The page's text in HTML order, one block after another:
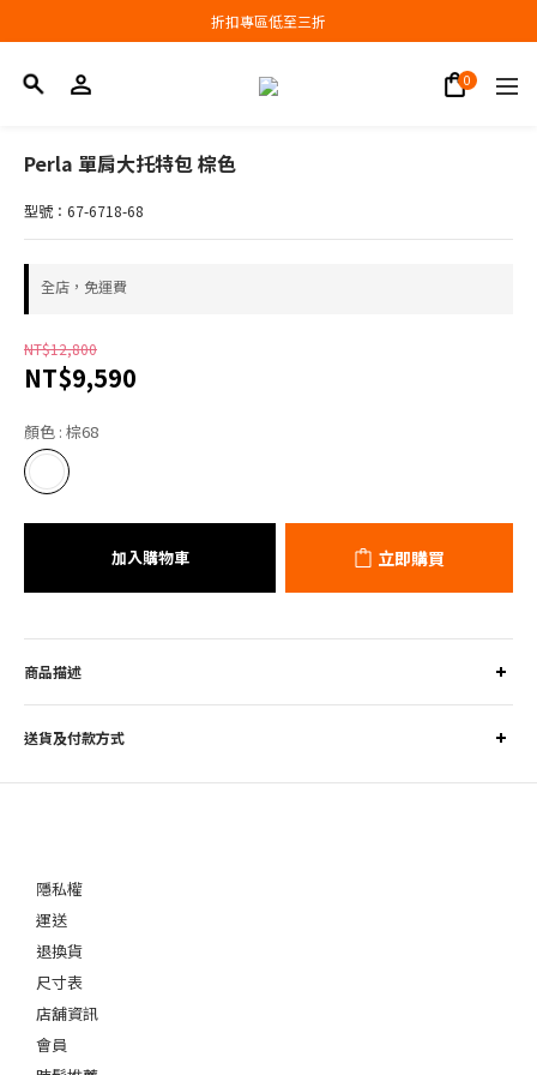
會員結帳新品滿3000現抵300，滿6000現抵1000
折扣專區低至三折
Perla 單肩大托特包 棕色
型號：67-6718-68
全店，免運費
NT$12,800
NT$9,590
顏色 : 棕68
加入購物車 立即購買
商品描述
送貨及付款方式
隱私權
運送
退換貨
尺寸表
店舖資訊
會員